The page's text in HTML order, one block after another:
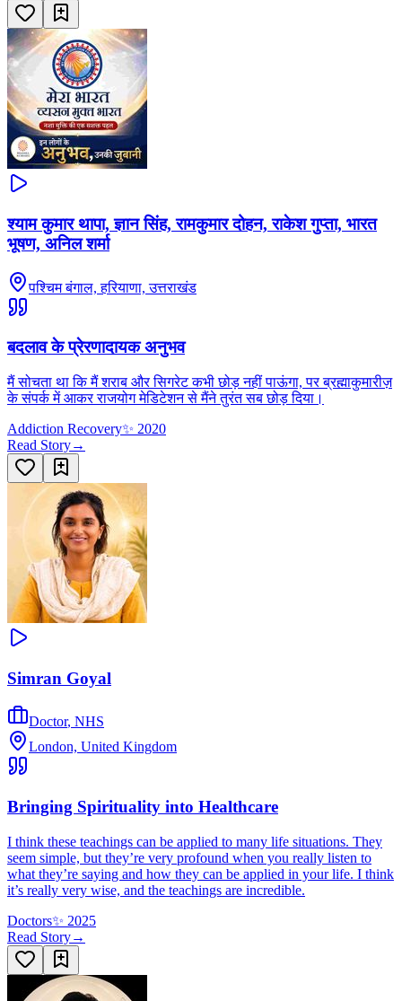
श्याम कुमार थापा, ज्ञान सिंह, रामकुमार दोहन, राकेश गुप्ता, भारत
भूषण, अनिल शर्मा
पश्चिम बंगाल, हरियाणा, उत्तराखंड
बदलाव के प्रेरणादायक अनुभव
मैं सोचता था कि मैं शराब और सिगरेट कभी छोड़ नहीं पाऊंगा, पर ब्रह्माकुमारीज़
के संपर्क में आकर राजयोग मेडिटेशन से मैंने तुरंत सब छोड़ दिया।
Addiction Recovery✨ 2020
Read Story→
Simran Goyal
Doctor, NHS
London, United Kingdom
Bringing Spirituality into Healthcare
I think these teachings can be applied to many life situations. They
seem simple, but they’re very profound when you really listen to
what they’re saying and how they can be applied in your life. I think
it’s really very wise, and the teachings are incredible.
Doctors✨ 2025
Read Story→